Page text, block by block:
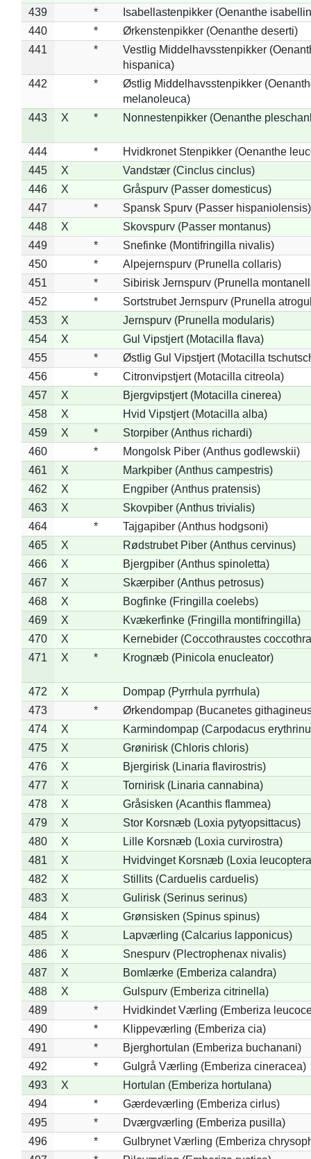
439
*
Isabellastenpikker (Oenanthe
440
*
Ørkenstenpikker (Oenanthe deserti)
441
*
Vestlig Middelhavsstenpikker
hispanica)
442
*
Østlig Middelhavsstenpikker
melanoleuca)
443
X * Nonnestenpikker (Oenanthe
444 *
Hvidkronet Stenpikker (Oenanthe
445
X
Vandstær (Cinclus cinclus)
446
X
Gråspurv (Passer domesticus)
447
*
Spansk Spurv (Passer hispaniolensis)
448
X
Skovspurv (Passer montanus)
449
*
Snefinke (Montifringilla nivalis)
450
*
Alpejernspurv (Prunella collaris)
451
*
Sibirisk Jernspurv (Prunella
452
*
Sortstrubet Jernspurv (Prunella
453
X
Jernspurv (Prunella modularis)
454
X
Gul Vipstjert (Motacilla flava)
455
*
Østlig Gul Vipstjert (Motacilla
456
*
Citronvipstjert (Motacilla citreola)
457
X
Bjergvipstjert (Motacilla cinerea)
458
X
Hvid Vipstjert (Motacilla alba)
459
X *
Storpiber (Anthus richardi)
460
*
Mongolsk Piber (Anthus godlewskii)
461
X
Markpiber (Anthus campestris)
462
X
Engpiber (Anthus pratensis)
463
X
Skovpiber (Anthus trivialis)
464
*
Tajgapiber (Anthus hodgsoni)
465
X
Rødstrubet Piber (Anthus cervinus)
466
X
Bjergpiber (Anthus spinoletta)
467
X
Skærpiber (Anthus petrosus)
468
X
Bogfinke (Fringilla coelebs)
469
X
Kvækerfinke (Fringilla montifringilla)
470
X
Kernebider (Coccothraustes
471
X * Krognæb (Pinicola enucleator)
472 X
Dompap (Pyrrhula pyrrhula)
473
*
Ørkendompap (Bucanetes
474
X
Karmindompap (Carpodacus
475
X
Grønirisk (Chloris chloris)
476
X
Bjergirisk (Linaria flavirostris)
477
X
Tornirisk (Linaria cannabina)
478
X
Gråsisken (Acanthis flammea)
479
X
Stor Korsnæb (Loxia pytyopsittacus)
480
X
Lille Korsnæb (Loxia curvirostra)
481
X
Hvidvinget Korsnæb (Loxia
482
X
Stillits (Carduelis carduelis)
483
X
Gulirisk (Serinus serinus)
484
X
Grønsisken (Spinus spinus)
485
X
Lapværling (Calcarius lapponicus)
486
X
Snespurv (Plectrophenax nivalis)
487
X
Bomlærke (Emberiza calandra)
488
X
Gulspurv (Emberiza citrinella)
489
*
Hvidkindet Værling (Emberiza
490
*
Klippeværling (Emberiza cia)
491
*
Bjerghortulan (Emberiza buchanani)
492
*
Gulgrå Værling (Emberiza cineracea)
493
X
Hortulan (Emberiza hortulana)
494
*
Gærdeværling (Emberiza cirlus)
495
*
Dværgværling (Emberiza pusilla)
496
*
Gulbrynet Værling (Emberiza